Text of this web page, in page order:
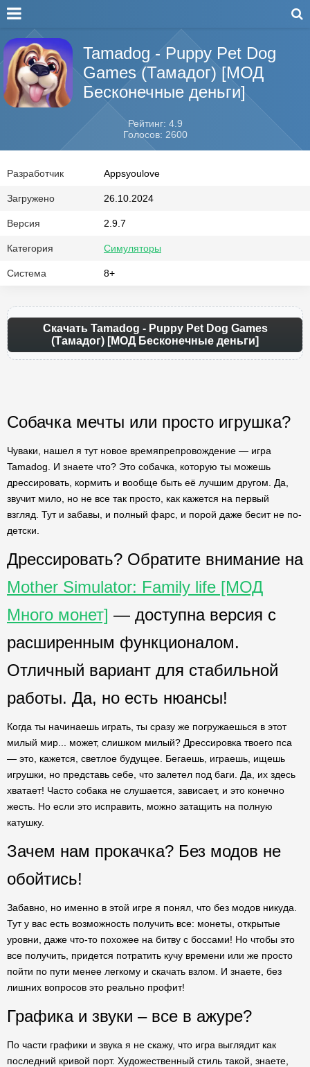
Tamadog - Puppy Pet Dog
Games (Тамадог) [МОД
Бесконечные деньги]
Рейтинг: 4.9
Голосов: 2600
Разработчик Appsyoulove
Загружено 26.10.2024
Версия 2.9.7
Категория Симуляторы
Система 8+
Скачать Tamadog - Puppy Pet Dog Games
(Тамадог) [МОД Бесконечные деньги]
Собачка мечты или просто игрушка?
Чуваки, нашел я тут новое времяпрепровождение — игра
Tamadog. И знаете что? Это собачка, которую ты можешь
дрессировать, кормить и вообще быть её лучшим другом. Да,
звучит мило, но не все так просто, как кажется на первый
взгляд. Тут и забавы, и полный фарс, и порой даже бесит не по-
детски.
Дрессировать? Обратите внимание на
Mother Simulator: Family life [МОД
Много монет] — доступна версия с
расширенным функционалом.
Отличный вариант для стабильной
работы. Да, но есть нюансы!
Когда ты начинаешь играть, ты сразу же погружаешься в этот
милый мир... может, слишком милый? Дрессировка твоего пса
— это, кажется, светлое будущее. Бегаешь, играешь, ищешь
игрушки, но представь себе, что залетел под баги. Да, их здесь
хватает! Часто собака не слушается, зависает, и это конечно
жесть. Но если это исправить, можно затащить на полную
катушку.
Зачем нам прокачка? Без модов не
обойтись!
Забавно, но именно в этой игре я понял, что без модов никуда.
Тут у вас есть возможность получить все: монеты, открытые
уровни, даже что-то похожее на битву с боссами! Но чтобы это
все получить, придется потратить кучу времени или же просто
пойти по пути менее легкому и скачать взлом. И знаете, без
лишних вопросов это реально профит!
Графика и звуки – все в ажуре?
По части графики и звука я не скажу, что игра выглядит как
последний кривой порт. Художественный стиль такой, знаете,